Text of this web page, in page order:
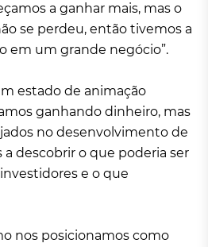
a ganhar mais, mas o
se perdeu, então tivemos a
em um grande negócio”.
estado de animação
ganhando dinheiro, mas
no desenvolvimento de
descobrir o que poderia ser
e o que
nos posicionamos como